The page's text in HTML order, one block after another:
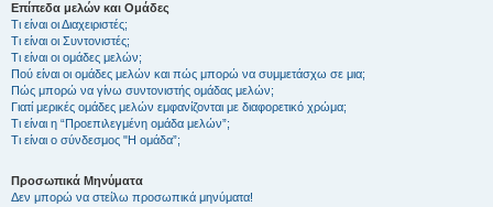
Επίπεδα μελών και Ομάδες
Τι είναι οι Διαχειριστές;
Τι είναι οι Συντονιστές;
Τι είναι οι ομάδες μελών;
Πού είναι οι ομάδες μελών και πώς μπορώ να συμμετάσχω σε μια;
Πώς μπορώ να γίνω συντονιστής ομάδας μελών;
Γιατί μερικές ομάδες μελών εμφανίζονται με διαφορετικό χρώμα;
Τι είναι η “Προεπιλεγμένη ομάδα μελών”;
Τι είναι ο σύνδεσμος "Η ομάδα”;
Προσωπικά Μηνύματα
Δεν μπορώ να στείλω προσωπικά μηνύματα!